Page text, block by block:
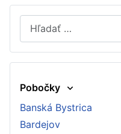
Hľadať
Pobočky
Banská Bystrica
Bardejov